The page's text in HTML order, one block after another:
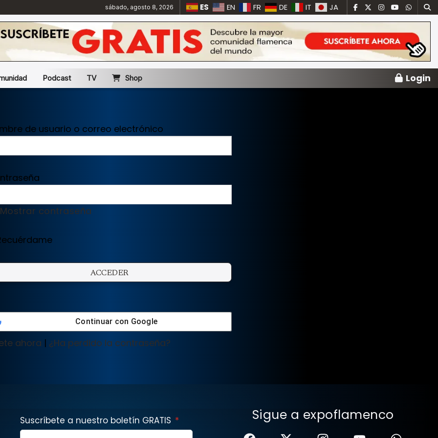
sábado, agosto 8, 2026 ES EN FR DE IT JA
Podcast TV Shop Login
de usuario o correo electrónico
Mostrar contraseña
Continuar con Google
ahora | ¿Ha perdido la contraseña?
Suscríbete a nuestro boletín GRATIS Sigue a expoflamenco